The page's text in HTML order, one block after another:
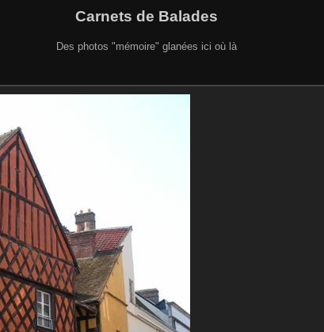
Carnets de Balades
Des photos "mémoire" glanées ici où là